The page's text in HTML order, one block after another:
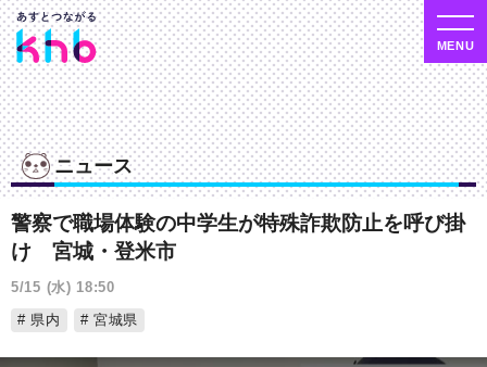
ニュース
警察で職場体験の中学生が特殊詐欺防止を呼び掛
け 宮城・登米市
5/15 (水) 18:50
県内
宮城県